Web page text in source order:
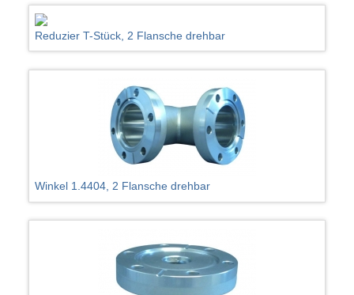
Reduzier T-Stück, 2 Flansche drehbar
Winkel 1.4404, 2 Flansche drehbar